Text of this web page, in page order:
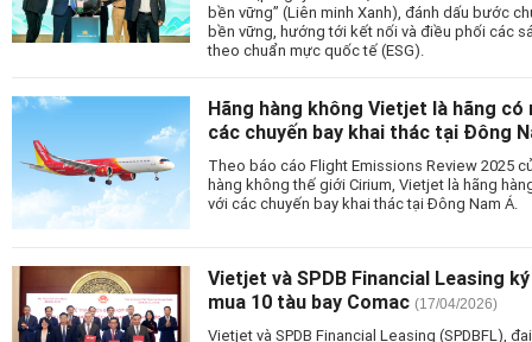
bền vững” (Liên minh Xanh), đánh dấu bước
bền vững, hướng tới kết nối và điều phối các
theo chuẩn mực quốc tế (ESG).
Hãng hàng không Vietjet là hãng
các chuyến bay khai thác tại Đông
Theo báo cáo Flight Emissions Review 2025
hàng không thế giới Cirium, Vietjet là hãng
với các chuyến bay khai thác tại Đông Nam Á.
Vietjet và SPDB Financial Leasing
mua 10 tàu bay Comac (17/04/2026)
Vietjet và SPDB Financial Leasing (SPDBFL),